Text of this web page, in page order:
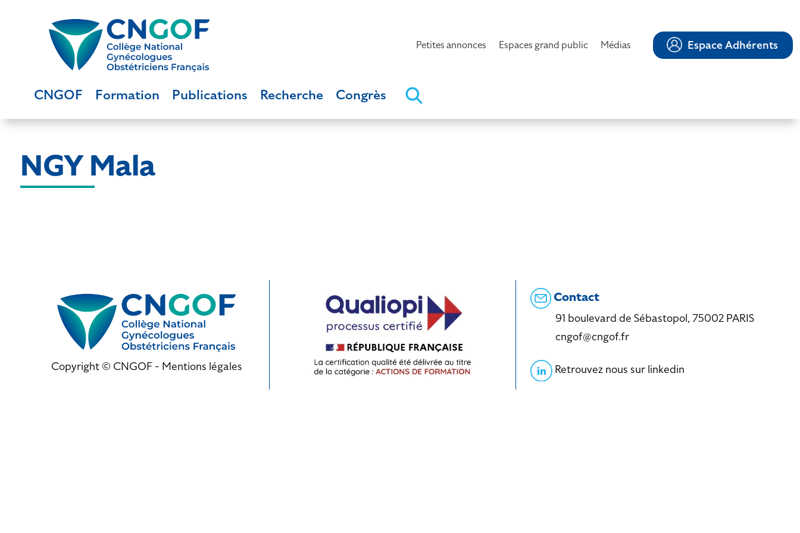
Petites annonces Espaces grand public Médias Espace Adhérents
CNGOF Formation Publications Recherche Congrès
NGY Mala
Copyright © CNGOF - Mentions légales
Contact
91 boulevard de Sébastopol, 75002 PARIS
cngof@cngof.fr
Retrouvez nous sur linkedin